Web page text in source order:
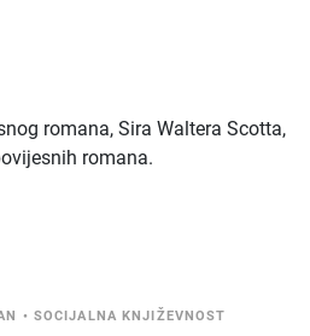
romana, Sira Waltera Scotta,
romana.
• SOCIJALNA KNJIŽEVNOST